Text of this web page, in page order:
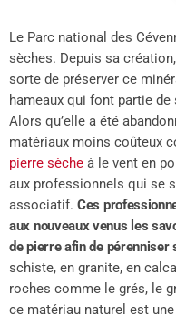
Le Parc national des
sèches. Depuis sa
sorte de préserver ce
hameaux qui font partie
Alors qu’elle a été
matériaux moins coûteux
pierre sèche à le vent en
aux professionnels qui se
associatif. Ces
aux nouveaux venus les
de pierre afin de pérenniser
schiste, en granite, en
roches comme le grés, le
ce matériau naturel est